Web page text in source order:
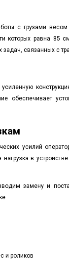
с грузами
которых равна 85
связанных с
обеспечивает
усилий
в
замену и
и роликов